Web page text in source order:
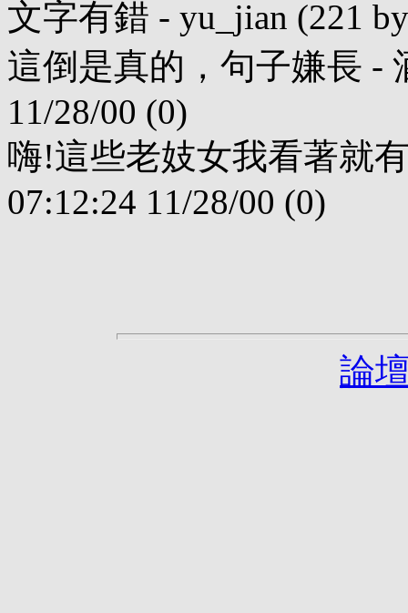
文字有錯 - yu_jian (221
這倒是真的，句子嫌長 -
11/28/00 (0)
嗨!這些老妓女我看著就
07:12:24 11/28/00 (0)
論